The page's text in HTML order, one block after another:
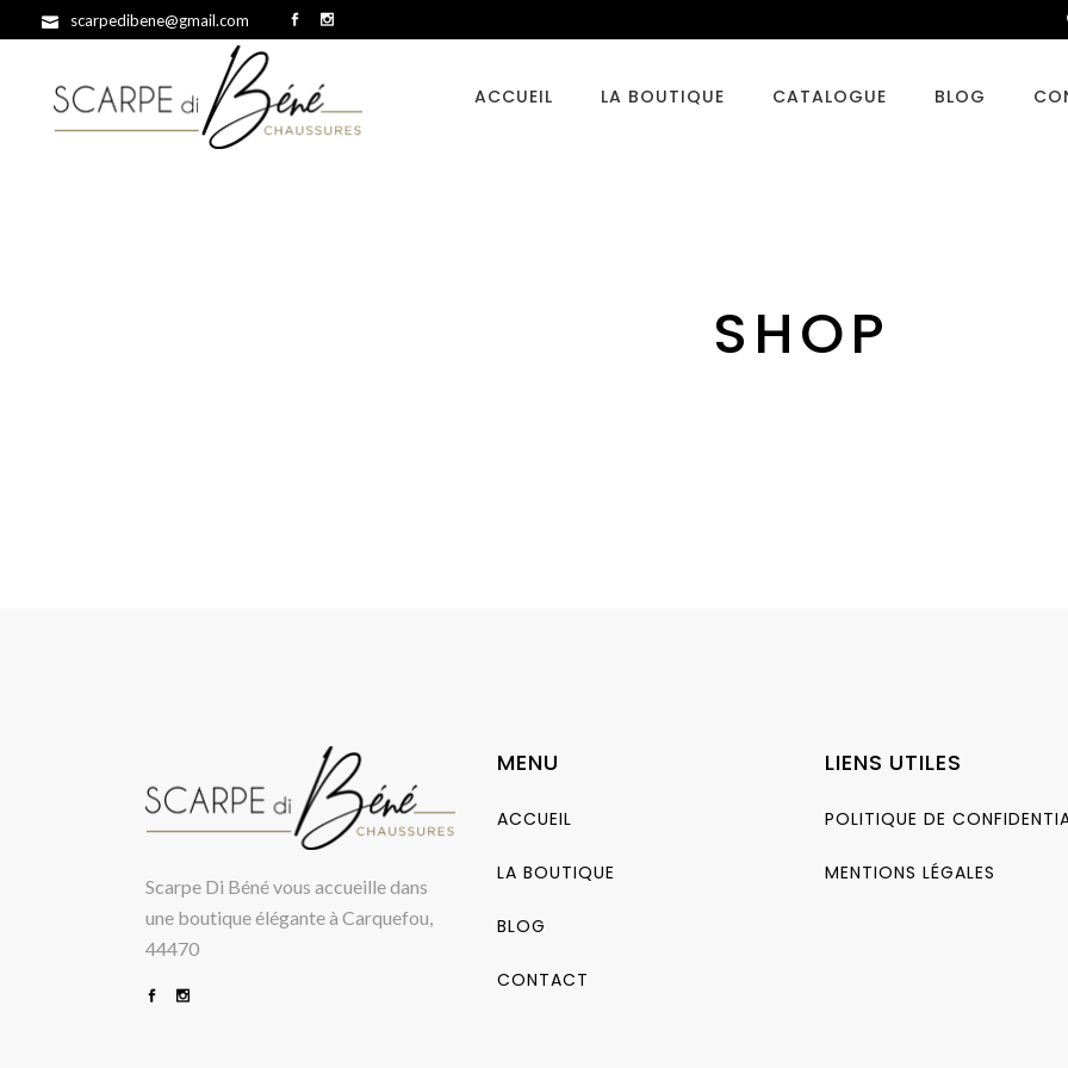
scarpedibene@gmail.com
ACCUEIL LA BOUTIQUE CATALOGUE BLOG
SHOP
Scarpe Di Béné vous accueille dans
une boutique élégante à Carquefou,
44470
MENU
ACCUEIL
LA BOUTIQUE
BLOG
CONTACT
LIENS UTILES
POLITIQUE DE
MENTIONS LÉGALES